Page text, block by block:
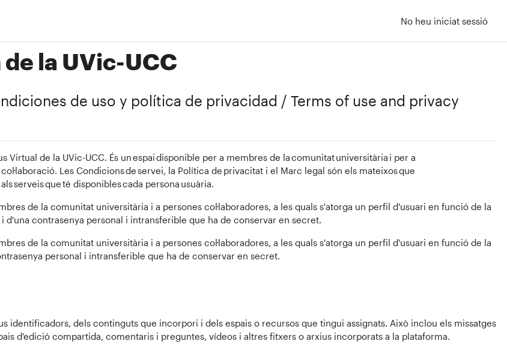
No heu iniciat sessió
la UVic-UCC
de uso y política de privacidad / Terms of use and privacy
de la UVic-UCC. És un espai disponible per a membres de la comunitat universitària i per a
Les Condicions de servei, la Política de privacitat i el Marc legal són els mateixos que
serveis que té disponibles cada persona usuària.
de la comunitat universitària i a persones col·laboradores, a les quals s'atorga un perfil d'usuari en funció de la
contrasenya personal i intransferible que ha de conservar en secret.
de la comunitat universitària i a persones col·laboradores, a les quals s'atorga un perfil d'usuari en funció de la
personal i intransferible que ha de conservar en secret.
identificadors, dels continguts que incorpori i dels espais o recursos que tingui assignats. Això inclou els missatges
d'edició compartida, comentaris i preguntes, vídeos i altres fitxers o arxius incorporats a la plataforma.